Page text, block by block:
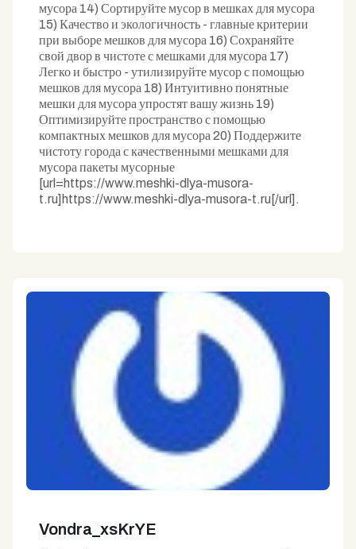
мусора 14) Сортируйте мусор в мешках для мусора
15) Качество и экологичность - главные критерии
при выборе мешков для мусора 16) Сохраняйте
свой двор в чистоте с мешками для мусора 17)
Легко и быстро - утилизируйте мусор с помощью
мешков для мусора 18) Интуитивно понятные
мешки для мусора упростят вашу жизнь 19)
Оптимизируйте пространство с помощью
компактных мешков для мусора 20) Поддержите
чистоту города с качественными мешками для
мусора пакеты мусорные
[url=https://www.meshki-dlya-musora-
t.ru]https://www.meshki-dlya-musora-t.ru[/url].
Vondra_xsKrYE